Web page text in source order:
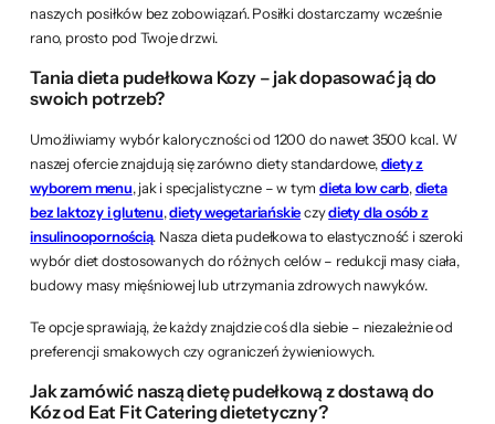
naszych posiłków bez zobowiązań. Posiłki dostarczamy wcześnie
rano, prosto pod Twoje drzwi.
Tania dieta pudełkowa Kozy – jak dopasować ją do
swoich potrzeb?
Umożliwiamy wybór kaloryczności od 1200 do nawet 3500 kcal. W
naszej ofercie znajdują się zarówno diety standardowe,diety z
wyborem menu, jak i specjalistyczne – w tym dieta low carb,dieta
bez laktozy i glutenu,diety wegetariańskieczydiety dla osób z
insulinoopornością. Nasza dieta pudełkowa to elastyczność i szeroki
wybór diet dostosowanych do różnych celów – redukcji masy ciała,
budowy masy mięśniowej lub utrzymania zdrowych nawyków.
Te opcje sprawiają, że każdy znajdzie coś dla siebie – niezależnie od
preferencji smakowych czy ograniczeń żywieniowych.
Jak zamówić naszą dietę pudełkową z dostawą do
Kóz od Eat Fit Catering dietetyczny?